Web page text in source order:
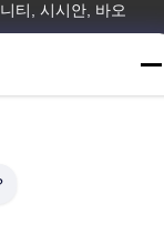
티, 시시안, 바오